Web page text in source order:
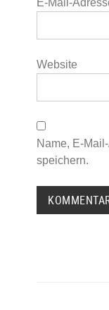
Website
Name, E-
speichern.